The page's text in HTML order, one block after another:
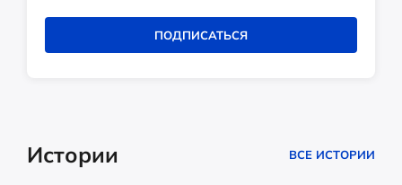
ПОДПИСАТЬСЯ
Истории ВСЕ ИСТОРИИ